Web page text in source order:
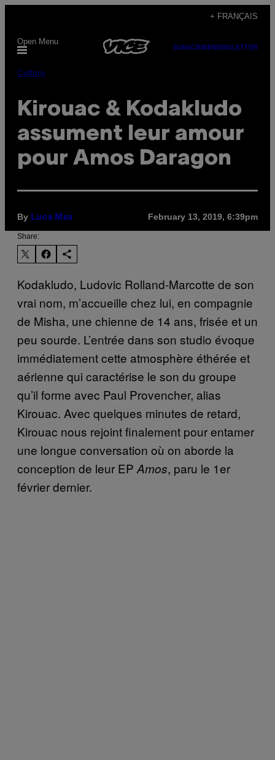
content
+ FRANÇAIS
Open Menu
SUBSCRIBENEWSLETTER
Culture
Kirouac & Kodakludo
assument leur amour
pour Amos Daragon
By Luca Max February 13, 2019, 6:39pm
Share:
Kodakludo, Ludovic Rolland-Marcotte de son
vrai nom, m’accueille chez lui, en compagnie
de Misha, une chienne de 14 ans, frisée et un
peu sourde. L’entrée dans son studio évoque
immédiatement cette atmosphère éthérée et
aérienne qui caractérise le son du groupe
qu’il forme avec Paul Provencher, alias
Kirouac. Avec quelques minutes de retard,
Kirouac nous rejoint finalement pour entamer
une longue conversation où on aborde la
conception de leur EP Amos, paru le 1er
février dernier.